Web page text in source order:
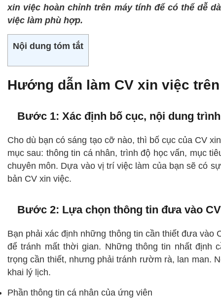
xin việc hoàn chỉnh trên máy tính để có thể dễ
việc làm phù hợp.
Nội dung tóm tắt
Hướng dẫn làm CV xin việc
Bước 1: Xác định bố cục, nội dung
Cho dù bạn có sáng tạo cỡ nào, thì bố cục của CV
mục sau: thông tin cá nhân, trình độ học vấn, mục
chuyên môn. Dựa vào vị trí việc làm của bạn sẽ có
bản CV xin việc.
Bước 2: Lựa chọn thông tin đưa vào CV
Bạn phải xác định những thông tin cần thiết đưa vào
để tránh mất thời gian. Những thông tin nhất định
trọng cần thiết, nhưng phải tránh rườm rà, lan man.
khai lý lịch.
Phần thông tin cá nhân của ứng viên